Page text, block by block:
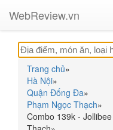
WebReview.vn
Trang chủ»
Hà Nội»
Quận Đống Đa»
Phạm Ngọc Thạch»
Combo 139k -